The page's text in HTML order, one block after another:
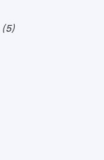
(5)